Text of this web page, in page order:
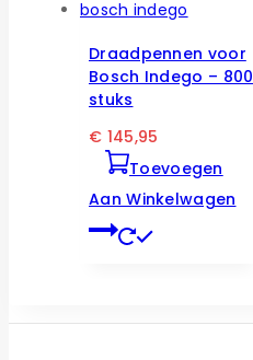
Draadpennen voor
Bosch Indego – 800
stuks
€ 145,95
Toevoegen
Aan Winkelwagen